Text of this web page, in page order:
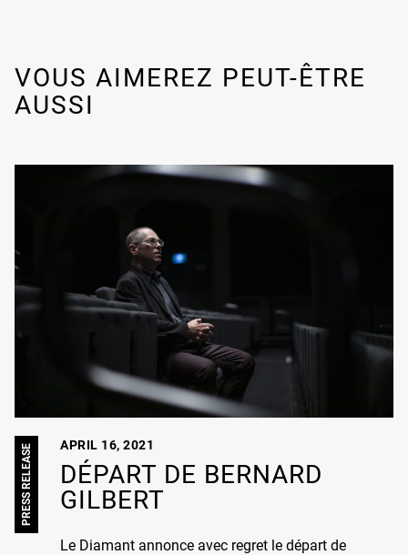
VOUS AIMEREZ PEUT-ÊTRE
AUSSI
PRESS RELEASE
DÉPART DE BERNARD
GILBERT
APRIL 16, 2021
Le Diamant annonce avec regret le départ de